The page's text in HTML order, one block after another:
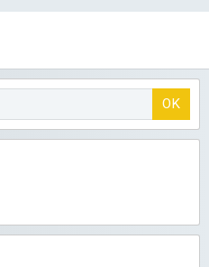
OK